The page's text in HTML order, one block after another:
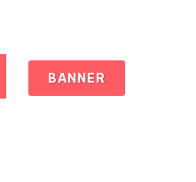
BANNER